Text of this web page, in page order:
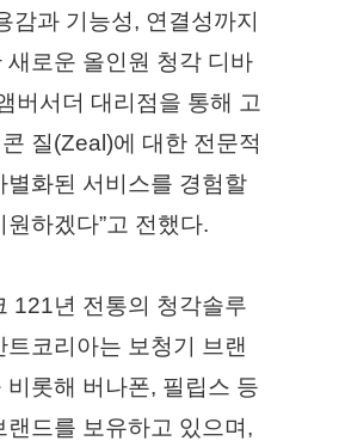
감과 기능성, 연결성까지
새로운 올인원 청각 디바
버서더 대리점을 통해 고
질(Zeal)에 대한 전문적
별화된 서비스를 경험할
하겠다”고 전했다.
121년 전통의 청각솔루
트코리아는 보청기 브랜
비롯해 버나폰, 필립스 등
랜드를 보유하고 있으며,